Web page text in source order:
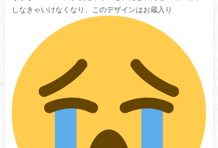
しなきゃいけなくなり、このデザインはお蔵入り